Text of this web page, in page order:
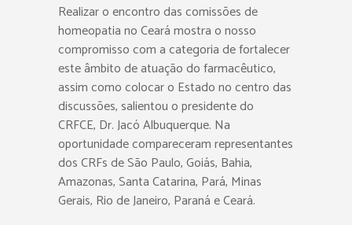
Realizar o encontro das comissões de
homeopatia no Ceará mostra o nosso
compromisso com a categoria de fortalecer
este âmbito de atuação do farmacêutico,
assim como colocar o Estado no centro das
discussões, salientou o presidente do
CRFCE, Dr. Jacó Albuquerque. Na
oportunidade compareceram representantes
dos CRFs de São Paulo, Goiás, Bahia,
Amazonas, Santa Catarina, Pará, Minas
Gerais, Rio de Janeiro, Paraná e Ceará.